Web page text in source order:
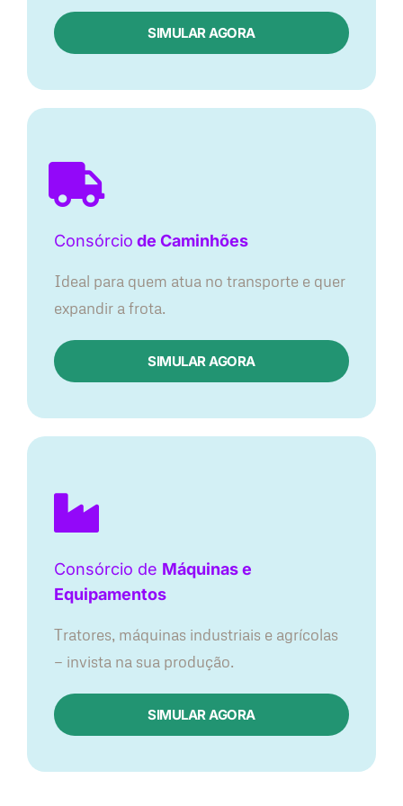
SIMULAR AGORA
Consórcio de Caminhões
Ideal para quem atua no transporte e quer
expandir a frota.
SIMULAR AGORA
Consórcio de Máquinas e
Equipamentos
Tratores, máquinas industriais e agrícolas
— invista na sua produção.
SIMULAR AGORA